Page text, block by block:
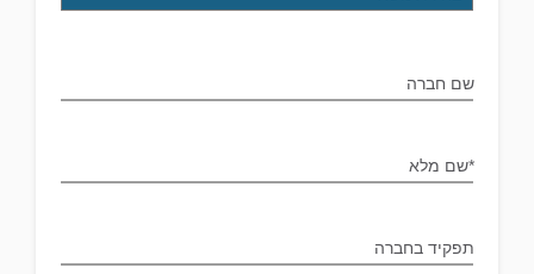
שם חברה
*שם מלא
תפקיד בחברה